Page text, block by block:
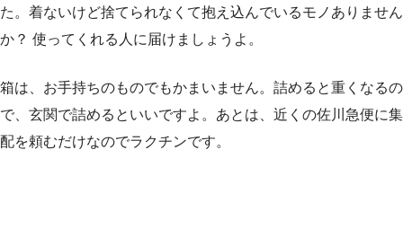
た。着ないけど捨てられなくて抱え込んでいるモノありません
か？ 使ってくれる人に届けましょうよ。
箱は、お手持ちのものでもかまいません。詰めると重くなるの
で、玄関で詰めるといいですよ。あとは、近くの佐川急便に集
配を頼むだけなのでラクチンです。